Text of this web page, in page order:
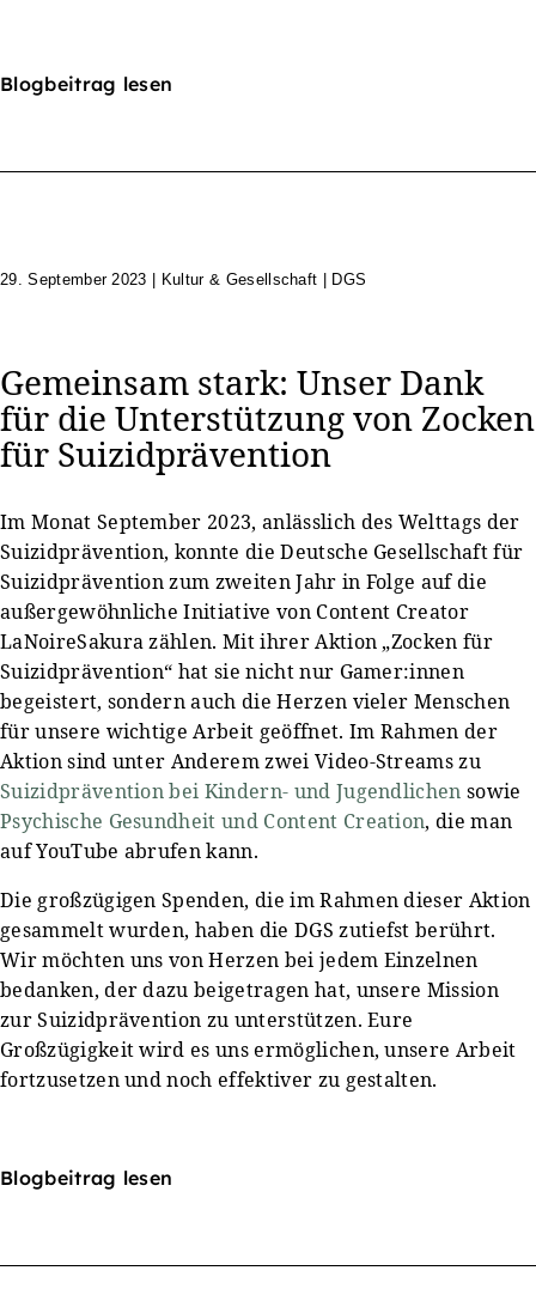
Blogbeitrag lesen
29. September 2023 Kultur & Gesellschaft | DGS
Gemeinsam stark: Unser Dank
für die Unterstützung von Zocken
für Suizidprävention
Im Monat September 2023, anlässlich des Welttags der
Suizidprävention, konnte die Deutsche Gesellschaft für
Suizidprävention zum zweiten Jahr in Folge auf die
außergewöhnliche Initiative von Content Creator
LaNoireSakura zählen. Mit ihrer Aktion „Zocken für
Suizidprävention“ hat sie nicht nur Gamer:innen
begeistert, sondern auch die Herzen vieler Menschen
für unsere wichtige Arbeit geöffnet. Im Rahmen der
Aktion sind unter Anderem zwei Video-Streams zu
Suizidprävention bei Kindern- und Jugendlichen sowie
Psychische Gesundheit und Content Creation, die man
auf YouTube abrufen kann.
Die großzügigen Spenden, die im Rahmen dieser Aktion
gesammelt wurden, haben die DGS zutiefst berührt.
Wir möchten uns von Herzen bei jedem Einzelnen
bedanken, der dazu beigetragen hat, unsere Mission
zur Suizidprävention zu unterstützen. Eure
Großzügigkeit wird es uns ermöglichen, unsere Arbeit
fortzusetzen und noch effektiver zu gestalten.
Blogbeitrag lesen